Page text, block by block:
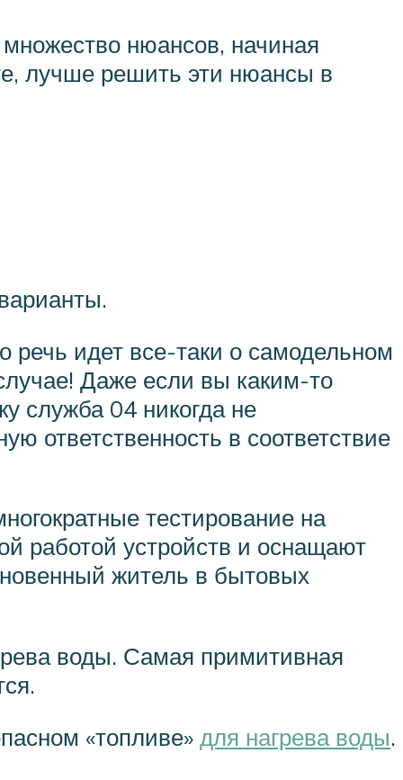
нюансов, начиная
лучше решить эти нюансы в
речь идет все-таки о самодельном
Даже если вы каким-то
служба 04 никогда не
ответственность в соответствие
тестирование на
работой устройств и оснащают
житель в бытовых
воды. Самая примитивная
«топливе» для нагрева воды.